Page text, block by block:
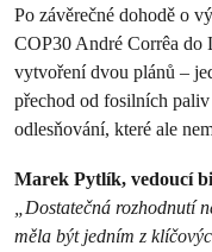
Po závěrečné dohodě o
COP30 André Corrêa
vytvoření dvou plánů –
přechod od fosilních
odlesňování, které ale
Marek Pytlík, vedoucí
„Dostatečná rozhodnutí
měla být jedním z